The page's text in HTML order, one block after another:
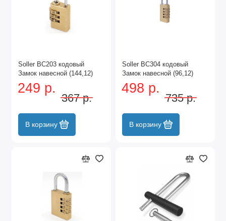
Soller ВС203 кодовый
Замок навесной (144,12)
249 р.
367 р.
В корзину
Soller ВС304 кодовый
Замок навесной (96,12)
498 р.
735 р.
В корзину